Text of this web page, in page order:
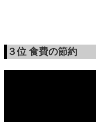
３位 食費の節約